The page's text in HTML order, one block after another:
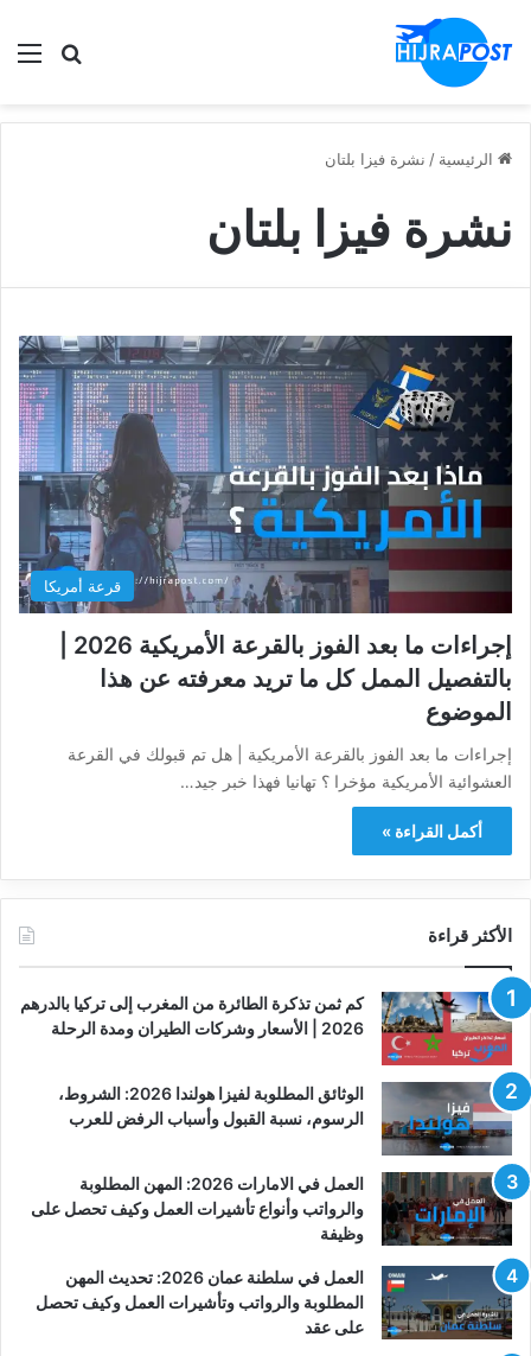
ابحث
الرئيسية / نشرة فيزا بلتان
نشرة فيزا بلتان
قرعة أمريكا
بالتفصيل الممل كل ما تريد معرفته عن هذا
الموضوع
إجراءات ما بعد الفوز بالقرعة الأمريكية | هل تم قبولك في القرعة
العشوائية الأمريكية مؤخرا ؟ تهانيا فهذا خبر جيد…
أكمل القراءة »
الأكثر قراءة
كم ثمن تذكرة الطائرة من المغرب إلى تركيا بالدرهم
2026 | الأسعار وشركات الطيران ومدة الرحلة
الوثائق المطلوبة لفيزا هولندا 2026: الشروط،
الرسوم، نسبة القبول وأسباب الرفض للعرب
العمل في الامارات 2026: المهن المطلوبة
والرواتب وأنواع تأشيرات العمل وكيف تحصل على
وظيفة
العمل في سلطنة عمان 2026: تحديث المهن
المطلوبة والرواتب وتأشيرات العمل وكيف تحصل
على عقد